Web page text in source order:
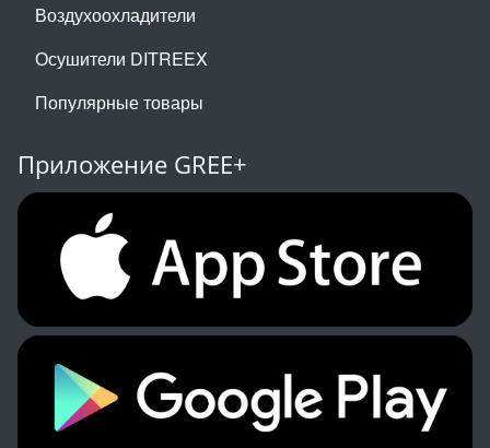
Воздухоохладители
Осушители DITREEX
Популярные товары
Приложение GREE+